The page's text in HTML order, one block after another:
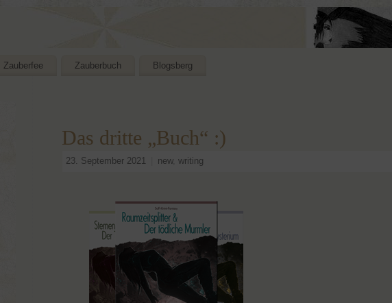
Zauberfee Zauberbuch Blogsberg
Das dritte „Buch“ :)
23. September 2021 new, writing